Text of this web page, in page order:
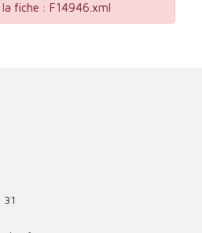
fiche : F14946.xml